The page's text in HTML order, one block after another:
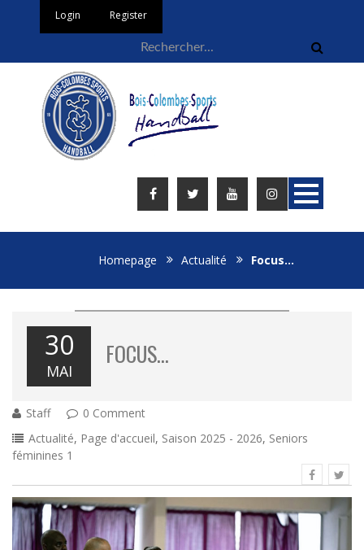
Login Register
Homepage Actualité Focus…
30
MAI
FOCUS…
Staff
0 Comment
Actualité, Page d'accueil, Saison 2025 - 2026, Seniors
féminines 1